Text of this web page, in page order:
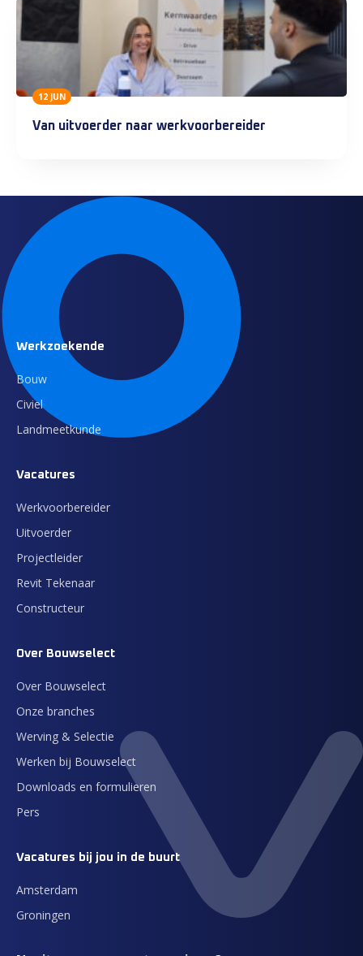
12 JUN
Van uitvoerder naar werkvoorbereider
Werkzoekende
Bouw
Civiel
Landmeetkunde
Vacatures
Werkvoorbereider
Uitvoerder
Projectleider
Revit Tekenaar
Constructeur
Over Bouwselect
Over Bouwselect
Onze branches
Werving & Selectie
Werken bij Bouwselect
Downloads en formulieren
Pers
Vacatures bij jou in de buurt
Amsterdam
Groningen